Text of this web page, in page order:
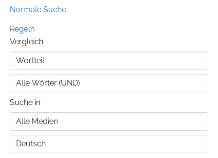
Normale Suche
Regeln
Vergleich
Suche in